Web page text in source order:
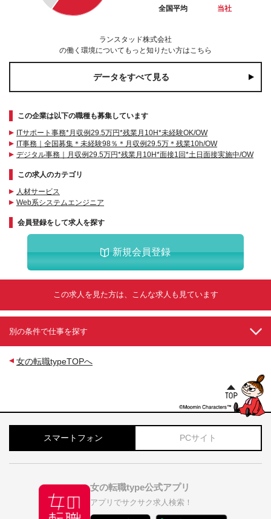
全国平均 当社
ランスタッド株式会社
の働く環境についてもっと知りたい方はこちら
データをすべて見る
この企業は以下の職種も募集しています
ITサポート事務*月収例29.5万円*残業月10H*未経験OK/OW
IT事務｜全国募集＊未経験98％＊月収例29.5万＊残業10h/OW
デジタル事務｜月収例29.5万円*残業月10H*面接1回*土日面接実施中/OW
この求人のカテゴリ
人材サービス
Web系システムエンジニア
会員登録をして求人を探す
新規会員登録
この求人を見た方は、こんな求人も見ています
別の条件で仕事を探す
女の転職typeTOPへ
スマートフォン PCサイト
女の転職type公式アプリ
アプリでサクサク求人検索！